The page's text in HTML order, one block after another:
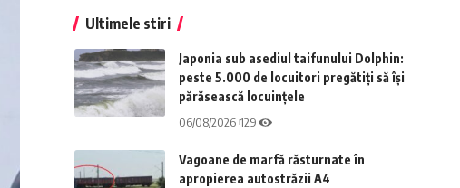
Ultimele stiri
Japonia sub asediul taifunului Dolphin:
peste 5.000 de locuitori pregătiți să își
părăsească locuințele
06/08/2026 129
Vagoane de marfă răsturnate în
apropierea autostrăzii A4